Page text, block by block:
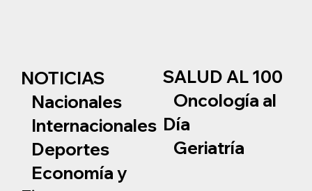
NOTICIAS
Nacionales
Internacionales
Deportes
Economía y
SALUD AL 100
Oncología al
Día
Geriatría